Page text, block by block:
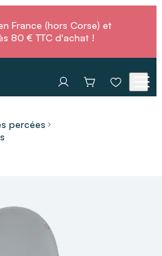
France (hors Corse) et
80 € TTC d'achat !
percées